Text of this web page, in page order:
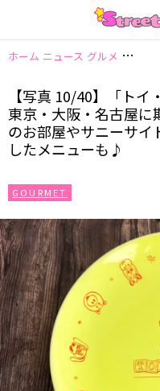
ホーム ニュース グルメ 【写真
【写真 10/40】「トイ
東京・大阪・名古屋に
のお部屋やサニーサイ
したメニューも♪
GOURMET